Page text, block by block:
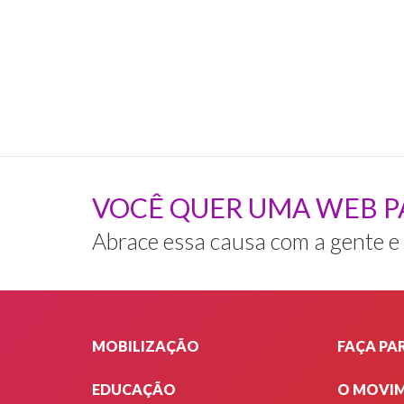
VOCÊ QUER UMA WEB
Abrace essa causa com a gente e
MOBILIZAÇÃO
EDUCAÇÃO
FAÇA
O